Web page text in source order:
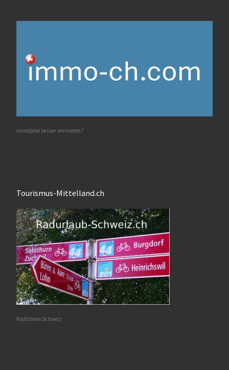
immobilie besser vermieten?
Tourismus-Mittelland.ch
Radfahren Schweiz